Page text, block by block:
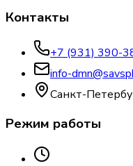
Контакты
+7 (931) 390-
info-
Санкт-
Режим работы